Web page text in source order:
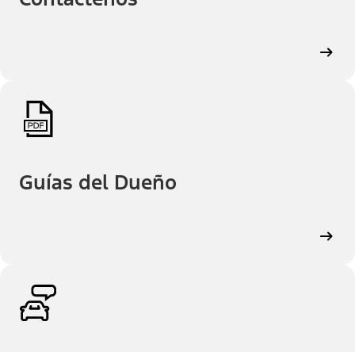
Guías del Dueño